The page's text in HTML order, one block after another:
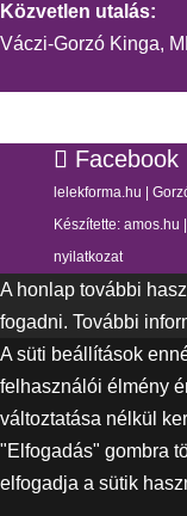
Közvetlen utalás:
Váczi-Gorzó Kinga,
Facebook
lelekforma.hu |
Készítette: amos.hu
nyilatkozat
A honlap további
fogadni. További
A süti beállítások
felhasználói élmény
változtatása nélkül
"Elfogadás" gombra
elfogadja a sütik